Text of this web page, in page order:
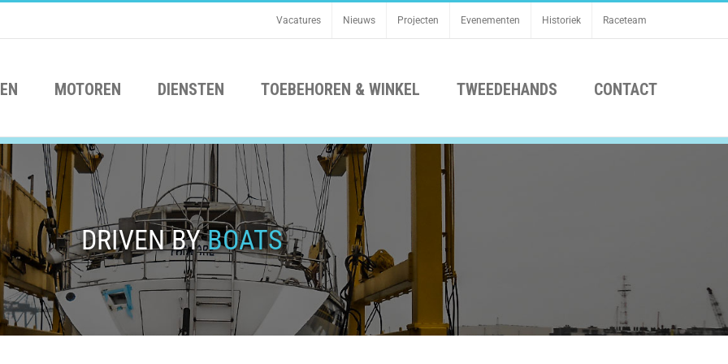
Vacatures Nieuws Projecten Evenementen Historiek Raceteam
MOTOREN DIENSTEN TOEBEHOREN & WINKEL TWEEDEHANDS CONTACT
DRIVEN BYBOATS